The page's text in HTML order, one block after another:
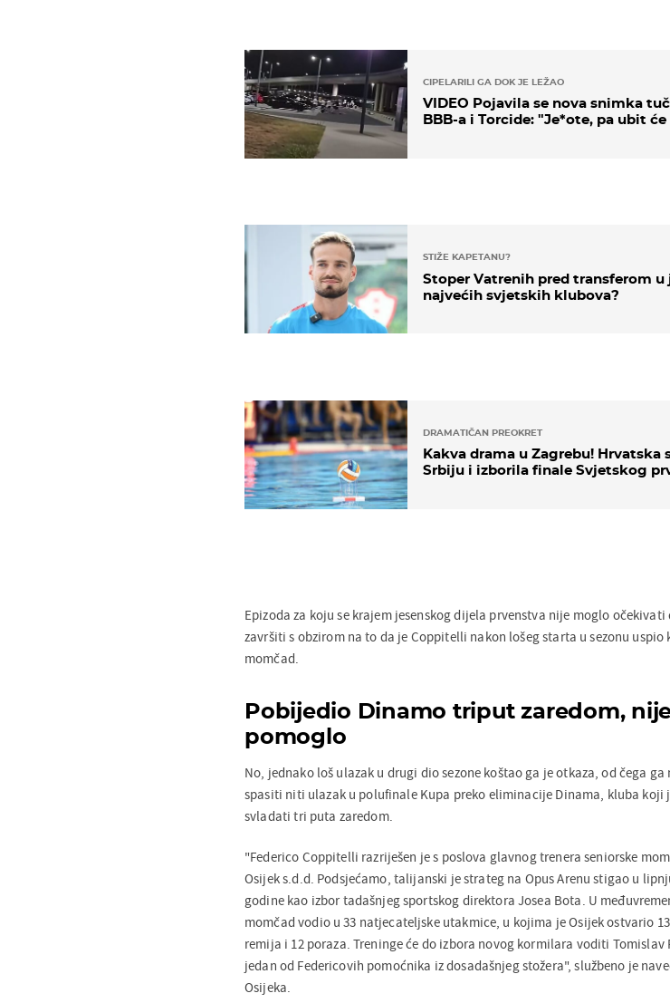
CIPELARILI GA DOK JE LEŽAO
VIDEO Pojavila se nova snimka
BBB-a i Torcide: "Je*ote, pa ubit će
STIŽE KAPETANU?
Stoper Vatrenih pred transferom u
najvećih svjetskih klubova?
DRAMATIČAN PREOKRET
Kakva drama u Zagrebu! Hrvatska
Srbiju i izborila finale Svjetskog
Epizoda za koju se krajem jesenskog dijela prvenstva nije moglo očekivati
završiti s obzirom na to da je Coppitelli nakon lošeg starta u sezonu
momčad.
Pobijedio Dinamo triput zaredom,
pomoglo
No, jednako loš ulazak u drugi dio sezone koštao ga je otkaza, od čega ga
spasiti niti ulazak u polufinale Kupa preko eliminacije Dinama, kluba koji
svladati tri puta zaredom.
"Federico Coppitelli razriješen je s poslova glavnog trenera seniorske
Osijek s.d.d. Podsjećamo, talijanski je strateg na Opus Arenu stigao u
godine kao izbor tadašnjeg sportskog direktora Josea Bota. U
momčad vodio u 33 natjecateljske utakmice, u kojima je Osijek ostvario
remija i 12 poraza. Treninge će do izbora novog kormilara voditi Tomislav
jedan od Federicovih pomoćnika iz dosadašnjeg stožera", službeno je
Osijeka.